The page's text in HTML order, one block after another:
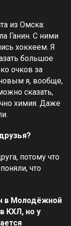
из Омска:
Ганин. С ними
хоккеем. Я
большое
очков за
я, вообще,
сказать,
химия. Даже
потому что
что
в Молодёжной
КХЛ, но у